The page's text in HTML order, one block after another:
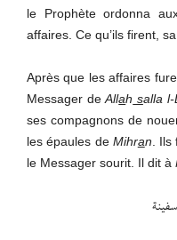
le Prophète ordonna
affaires. Ce qu’ils firent,
Après que les affaires
Messager deAllah salla l-L
ses compagnons de
les épaules de Mihran .
le Messager sourit. Il dit à